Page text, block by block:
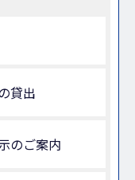
貸出
のご案内